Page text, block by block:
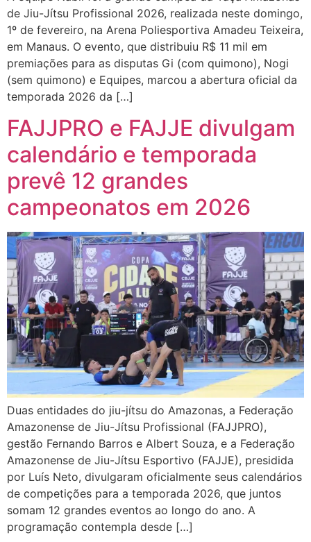
de Jiu-Jítsu Profissional 2026, realizada neste domingo,
1º de fevereiro, na Arena Poliesportiva Amadeu Teixeira,
em Manaus. O evento, que distribuiu R$ 11 mil em
premiações para as disputas Gi (com quimono), Nogi
(sem quimono) e Equipes, marcou a abertura oficial da
temporada 2026 da […]
FAJJPRO e FAJJE divulgam
calendário e temporada
prevê 12 grandes
campeonatos em 2026
Duas entidades do jiu-jítsu do Amazonas, a Federação
Amazonense de Jiu-Jítsu Profissional (FAJJPRO),
gestão Fernando Barros e Albert Souza, e a Federação
Amazonense de Jiu-Jítsu Esportivo (FAJJE), presidida
por Luís Neto, divulgaram oficialmente seus calendários
de competições para a temporada 2026, que juntos
somam 12 grandes eventos ao longo do ano. A
programação contempla desde […]